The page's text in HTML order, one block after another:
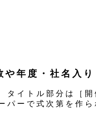
や年度・社名入り
イトル部分は［
パーで式次第を作